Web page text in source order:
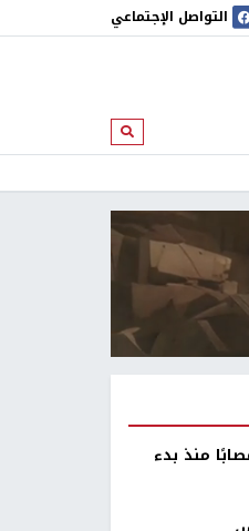
التواصل الإجتماعي
ابحث
شهيدًا و174,250 مصابًا منذ بدء